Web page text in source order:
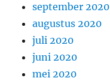
september 2020
augustus 2020
juli 2020
juni 2020
mei 2020